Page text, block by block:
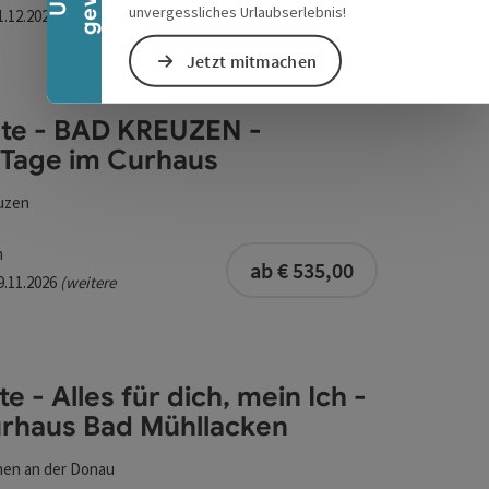
unvergessliches Urlaubserlebnis!
Jetzt mitmachen
(weitere
Curhaus
- BAD KREUZEN -
im Curhaus
(weitere
ab € 535,00
Bad Mühllacken
- Alles für dich, mein Ich -
Bad Mühllacken
an der Donau